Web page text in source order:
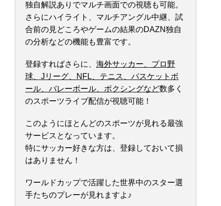
独自解説ありでマルチ画面での視聴も可能。
さらにハイライト、マルチアングル中継、試
合前の見どころやゲームの結果のDAZN独自
の分析などの機能も豊富です。
登録すればさらに、 海外サッカー、プロ野
球、Jリーグ、NFL、テニス、バスケットボ
ール、バレーボール、ボクシングなど数多く
のスポーツライブ配信が視聴可能！
このようにほとんどのスポーツが見れる最強
サービスとなっています。
特にサッカー好きな方は、登録しておいて損
はありません！
ワールドカップで活躍した世界中のスター選
手たちのプレーが見れますよ♪